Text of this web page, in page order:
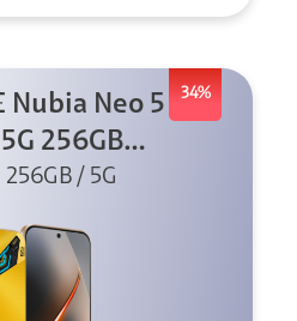
34%
Nubia Neo 5
5G 256GB
Dorado
256GB / 5G